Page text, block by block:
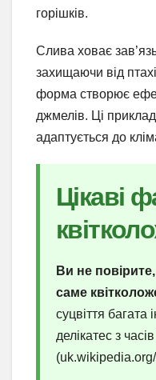
горішків.
Слива ховає
захищаючи від
форма створює
джмелів. Ці
адаптується до
Цікаві
Ви не
саме
суцвіття багата
делікатес з